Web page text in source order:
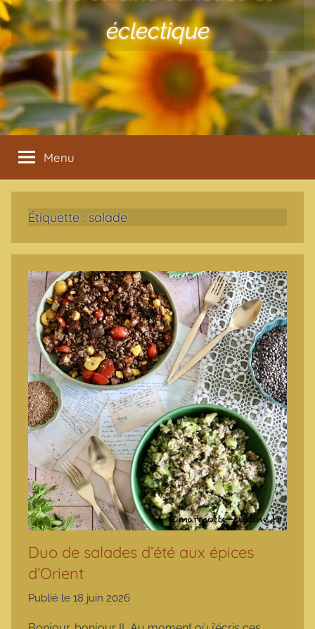
éclectique
Menu
Étiquette : salade
Duo de salades d’été aux épices
d’Orient
Publié le 18 juin 2026